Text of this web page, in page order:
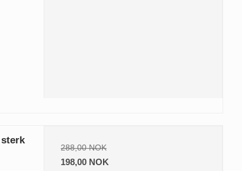
sterk
288,00 NOK
198,00 NOK